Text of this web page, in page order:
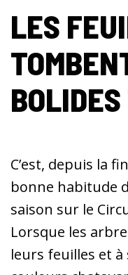
LES
C’est, depuis la
bonne habitude
saison sur le
Lorsque les
leurs feuilles et